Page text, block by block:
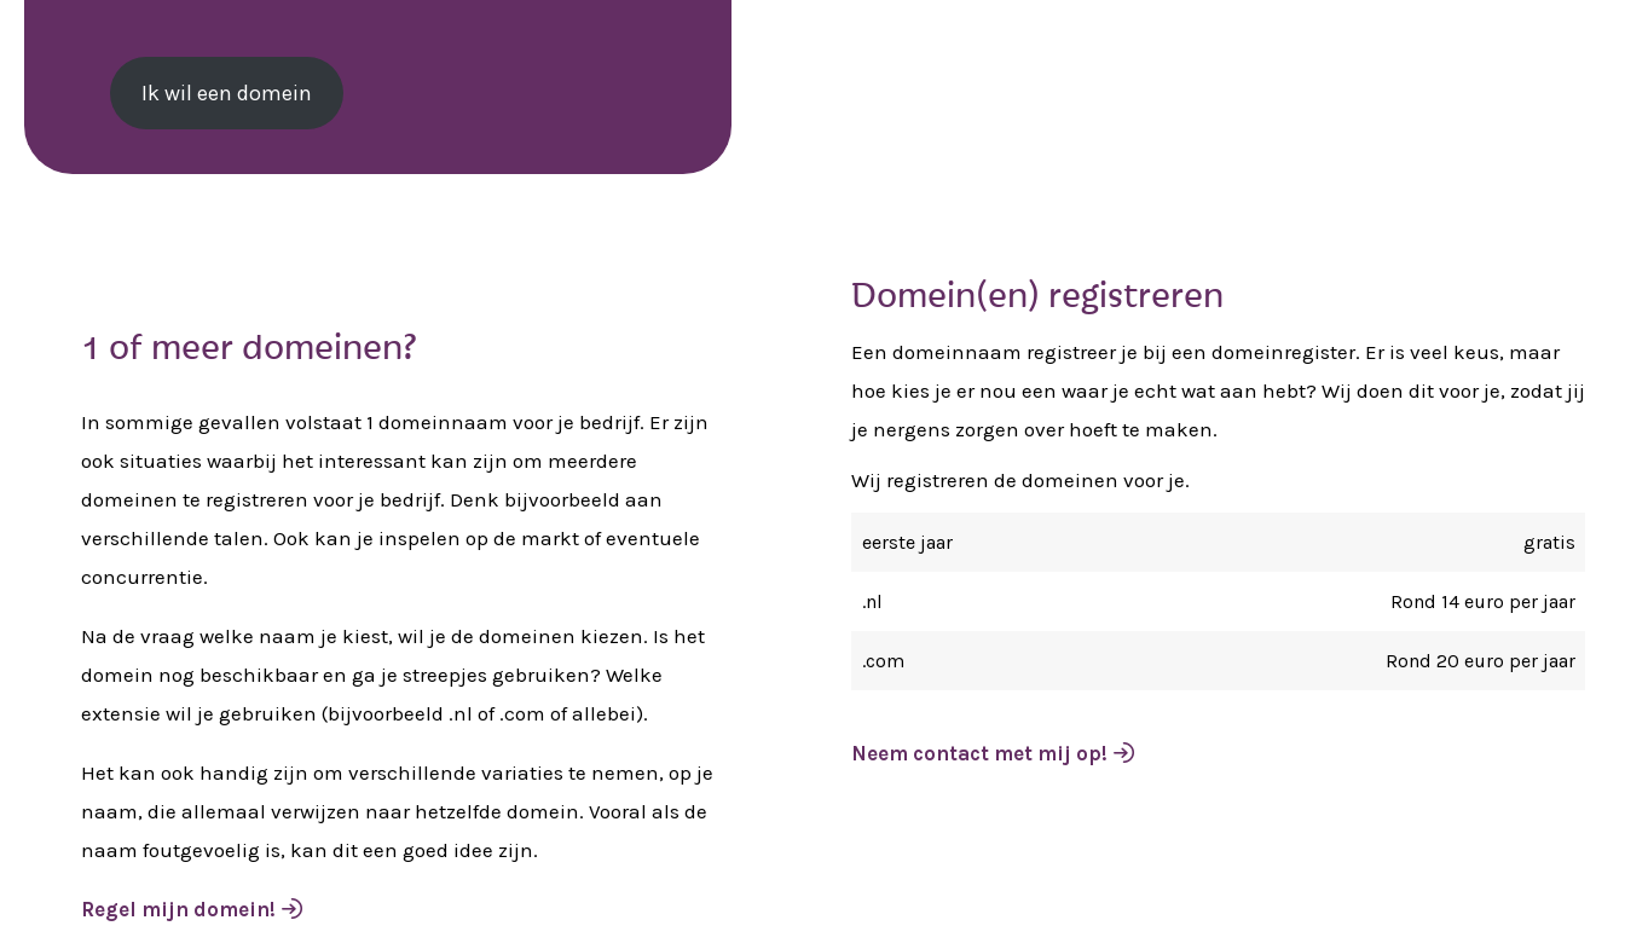
Ik wil een domein
1 of meer domeinen?
In sommige gevallen volstaat 1 domeinnaam voor je bedrijf. Er zijn
ook situaties waarbij het interessant kan zijn om meerdere
domeinen te registreren voor je bedrijf. Denk bijvoorbeeld aan
verschillende talen. Ook kan je inspelen op de markt of eventuele
concurrentie.
Na de vraag welke naam je kiest, wil je de domeinen kiezen. Is het
domein nog beschikbaar en ga je streepjes gebruiken? Welke
extensie wil je gebruiken (bijvoorbeeld .nl of .com of allebei).
Het kan ook handig zijn om verschillende variaties te nemen, op je
naam, die allemaal verwijzen naar hetzelfde domein. Vooral als de
naam foutgevoelig is, kan dit een goed idee zijn.
Regel mijn domein!
Domein(en) registreren
Een domeinnaam registreer je bij een domeinregister. Er is veel keus, maar
hoe kies je er nou een waar je echt wat aan hebt? Wij doen dit voor je, zodat jij
je nergens zorgen over hoeft te maken.
Wij registreren de domeinen voor je.
eerste jaar gratis
.nl Rond 14 euro per jaar
.com Rond 20 euro per jaar
Neem contact met mij op!